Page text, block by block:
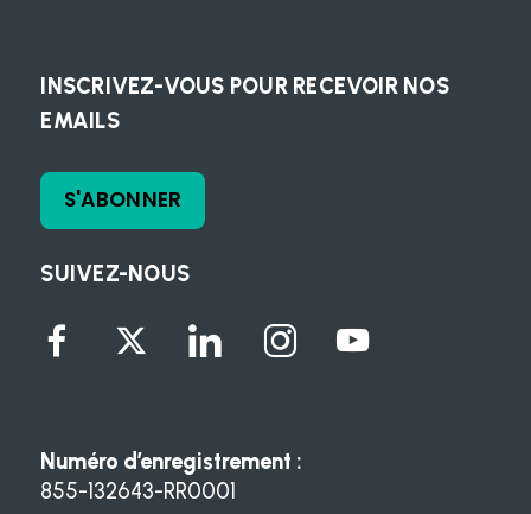
SUIVEZ-NOUS
INSCRIVEZ-VOUS POUR RECEVOIR NOS
EMAILS
S'ABONNER
Numéro d’enregistrement :
855-132643-RR0001